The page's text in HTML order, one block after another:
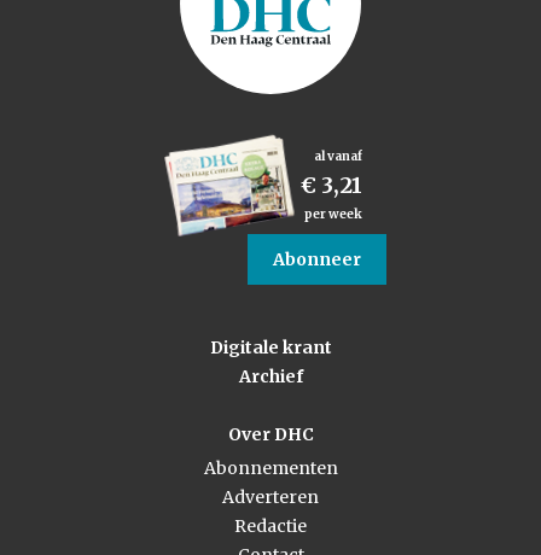
al vanaf
€ 3,21
per week
Abonneer
Digitale krant
Archief
Over DHC
Abonnementen
Adverteren
Redactie